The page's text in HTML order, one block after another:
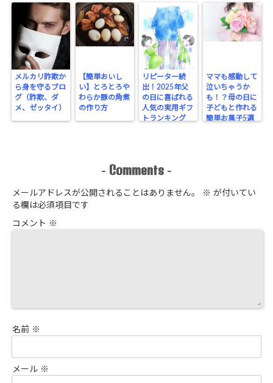
メルカリ詐欺か
ら身を守るブロ
グ（詐欺、ダ
メ、ゼッタイ）
【簡単おいし
い】とろとろや
わらか豚の角煮
の作り方
リピーター続
出！2025年父
の日に喜ばれる
人気の実用ギフ
トランキング
ママも感動して
泣いちゃうか
も！？母の日に
子どもと作れる
簡単お菓子5選
- Comments -
メールアドレスが公開されることはありません。 ※ が付いてい
る欄は必須項目です
コメント ※
名前 ※
メール ※